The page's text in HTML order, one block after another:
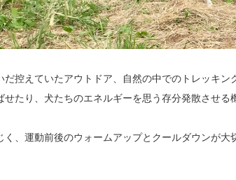
控えていたアウトドア、自然の中でのトレッキン
たり、犬たちのエネルギーを思う存分発散させる
、運動前後のウォームアップとクールダウンが大